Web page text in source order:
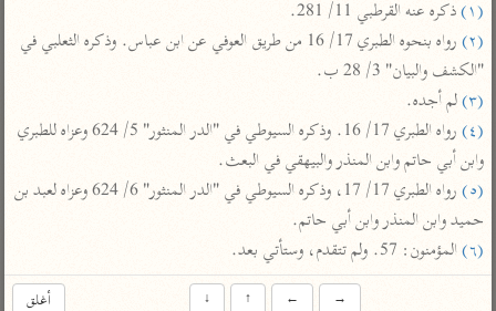
منتقاة
تفسير ابن القيم
تفسير ابن تيمية
عامّة
تفسير السمعاني
تفسير مكّي
محاسن التأويل
نظم الدرر للبقاعي
لغة وبلاغة
التحرير والتنوير
المحرر الوجيز لابن
البحر المحيط لأبي
حيان
جامع البيان للإيجي
تفسير النسفي
تفسير ابن أبي زمنين
آثار
(١)
ذكره عنه القرطبي 11/ 281.
(٢)
"الكشف والبيان" 3/ 28 ب.
(٣)
لم أجده.
(٤)
وابن أبي حاتم وابن المنذر والبيهقي في البعث.
(٥)
حميد وابن المنذر وابن أبي حاتم.
(٦)
المؤمنون: 57. ولم تتقدم، وستأتي بعد.
أغلق →
←
↑
↓